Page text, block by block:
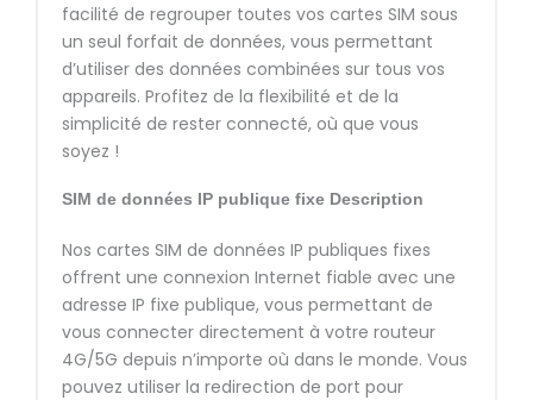
facilité de regrouper toutes vos cartes SIM sous
un seul forfait de données, vous permettant
d’utiliser des données combinées sur tous vos
appareils. Profitez de la flexibilité et de la
simplicité de rester connecté, où que vous
soyez !
SIM de données IP publique fixe Description
Nos cartes SIM de données IP publiques fixes
offrent une connexion Internet fiable avec une
adresse IP fixe publique, vous permettant de
vous connecter directement à votre routeur
4G/5G depuis n’importe où dans le monde. Vous
pouvez utiliser la redirection de port pour